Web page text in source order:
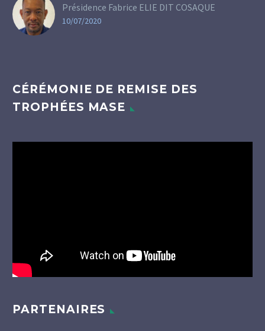
Présidence Fabrice ELIE DIT COSAQUE
10/07/2020
CÉRÉMONIE DE REMISE DES
TROPHÉES MASE
PARTENAIRES